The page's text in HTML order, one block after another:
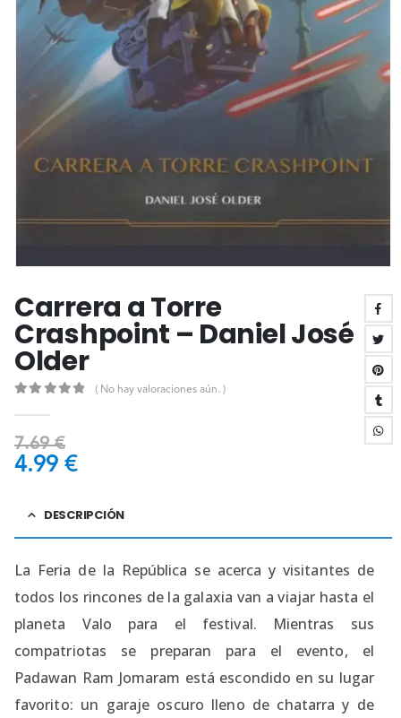
Carrera a Torre
Crashpoint – Daniel José
Older
( No hay valoraciones aún. )
7.69€
4.99 €
DESCRIPCIÓN
La Feria de la República se acerca y visitantes de
todos los rincones de la galaxia van a viajar hasta el
planeta Valo para el festival. Mientras sus
compatriotas se preparan para el evento, el
Padawan Ram Jomaram está escondido en su lugar
favorito: un garaje oscuro lleno de chatarra y de